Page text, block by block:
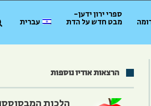
ספרי ירון ידען-
מבט חדש על הדת עברית
הרצאות אודיו נוספות